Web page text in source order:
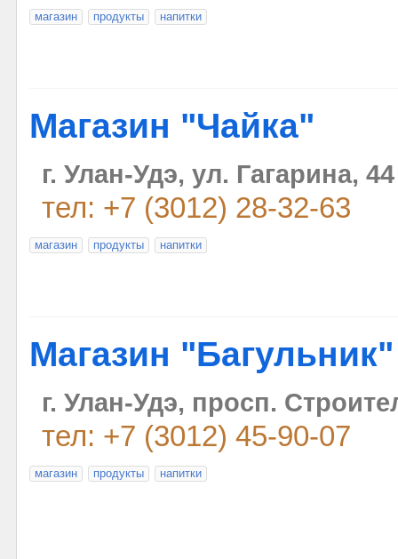
магазин продукты напитки
Магазин "Чайка"
г. Улан-Удэ, ул. Гагарина, 44
тел: +7 (3012) 28-32-63
магазин продукты напитки
Магазин "Багульник"
г. Улан-Удэ, просп.
тел: +7 (3012) 45-90-07
магазин продукты напитки